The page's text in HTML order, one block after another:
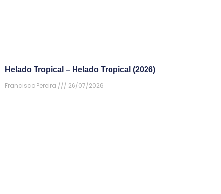
Helado Tropical – Helado Tropical (2026)
Francisco Pereira
26/07/2026